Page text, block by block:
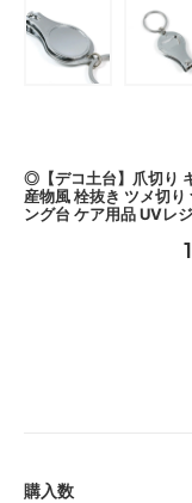
◎【デコ土台】爪切り
産物風 栓抜き ツメ切
ング台 ケア用品 UVレ
購入数